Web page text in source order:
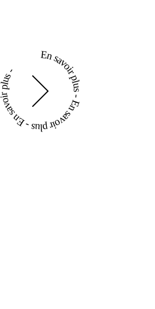
En savoir plus - En savoir plus - En savoir plus -